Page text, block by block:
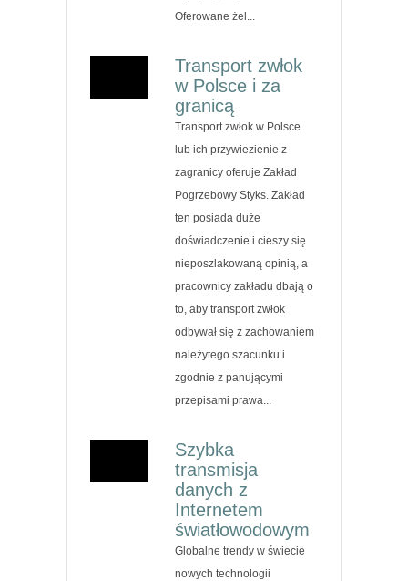
Oferowane żel...
Transport zwłok
w Polsce i za
granicą
Transport zwłok w Polsce
lub ich przywiezienie z
zagranicy oferuje Zakład
Pogrzebowy Styks. Zakład
ten posiada duże
doświadczenie i cieszy się
nieposzlakowaną opinią, a
pracownicy zakładu dbają o
to, aby transport zwłok
odbywał się z zachowaniem
należytego szacunku i
zgodnie z panującymi
przepisami prawa...
Szybka
transmisja
danych z
Internetem
światłowodowym
Globalne trendy w świecie
nowych technologii